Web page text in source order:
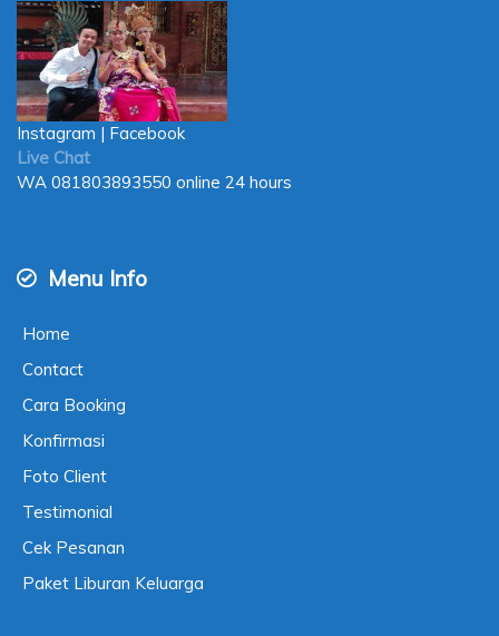
Instagram | Facebook
Live Chat
WA 081803893550 online 24 hours
Menu Info
Home
Contact
Cara Booking
Konfirmasi
Foto Client
Testimonial
Cek Pesanan
Paket Liburan Keluarga